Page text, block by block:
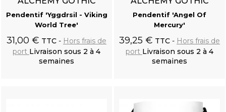
Pendentif 'Yggdrsil - Viking
World Tree'
31,00 € TTC
Hors frais de
port Livraison sous 2 à 4
semaines
Pendentif 'Angel Of
Mercury'
39,25 € TTC
Hors frais de
port Livraison sous 2 à 4
semaines